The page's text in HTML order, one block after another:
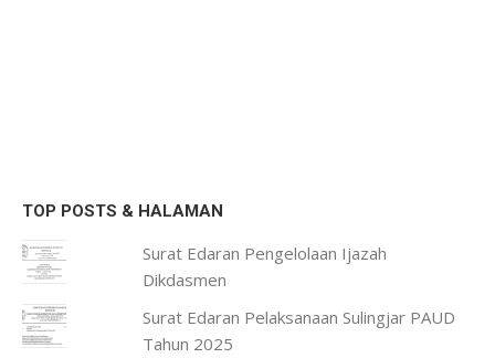
TOP POSTS & HALAMAN
Surat Edaran Pengelolaan Ijazah
Dikdasmen
Surat Edaran Pelaksanaan Sulingjar PAUD
Tahun 2025